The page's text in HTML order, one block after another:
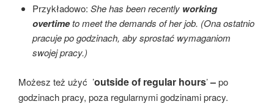
Przykładowo: She has been recently working
overtimeto meet the demands of her job. (Ona ostatnio
pracuje po godzinach, aby sprostać wymaganiom
swojej pracy.)
Możesz też użyć ’outside of regular hours’–po
godzinach pracy, poza regularnymi godzinami pracy.